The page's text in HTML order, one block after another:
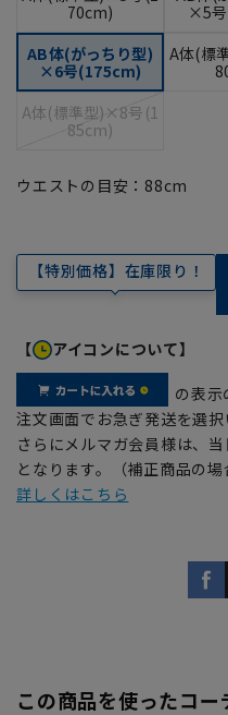
70cm)
×5
AB体(がっちり型)
×6号(175cm)
A体(標
A体(標準型)×8号(1
85cm)
ウエストの目安： 88cm
【特別価格】在庫限り！
【 アイコンについて】
の表示
注文画面でお急ぎ発送を選択
さらにメルマガ会員様は、
となります。（補正商品の場
詳しくはこちら
この商品を使ったコー